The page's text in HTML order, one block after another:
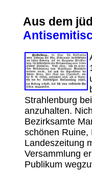
Aus dem
Strahlenburg
anzuhalten.
Bezirksamte
schönen Ruine,
Landeszeitung
Versammlung
Publikum